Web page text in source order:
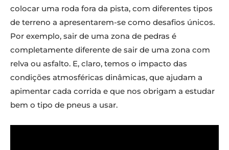
colocar uma roda fora da pista, com diferentes tipos
de terreno a apresentarem-se como desafios únicos.
Por exemplo, sair de uma zona de pedras é
completamente diferente de sair de uma zona com
relva ou asfalto. E, claro, temos o impacto das
condições atmosféricas dinâmicas, que ajudam a
apimentar cada corrida e que nos obrigam a estudar
bem o tipo de pneus a usar.